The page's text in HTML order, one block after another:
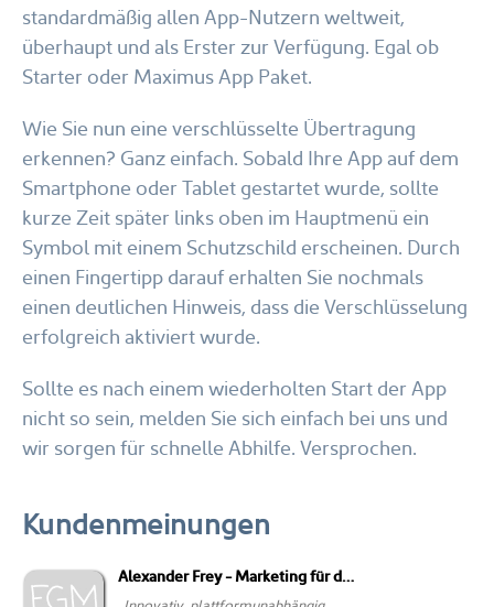
standardmäßig allen App-Nutzern weltweit,
überhaupt und als Erster zur Verfügung. Egal ob
Starter oder Maximus App Paket.
Wie Sie nun eine verschlüsselte Übertragung
erkennen? Ganz einfach. Sobald Ihre App auf dem
Smartphone oder Tablet gestartet wurde, sollte
kurze Zeit später links oben im Hauptmenü ein
Symbol mit einem Schutzschild erscheinen. Durch
einen Fingertipp darauf erhalten Sie nochmals
einen deutlichen Hinweis, dass die Verschlüsselung
erfolgreich aktiviert wurde.
Sollte es nach einem wiederholten Start der App
nicht so sein, melden Sie sich einfach bei uns und
wir sorgen für schnelle Abhilfe. Versprochen.
Kundenmeinungen